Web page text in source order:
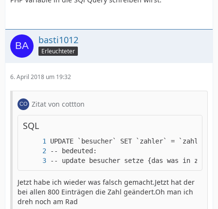
basti1012
Erleuchteter
6. April 2018 um 19:32
Zitat von cottton
SQL
-- update besucher setze {das was in
Jetzt habe ich wieder was falsch gemacht.Jetzt hat der
bei allen 800 Einträgen die Zahl geändert.Oh man ich
dreh noch am Rad